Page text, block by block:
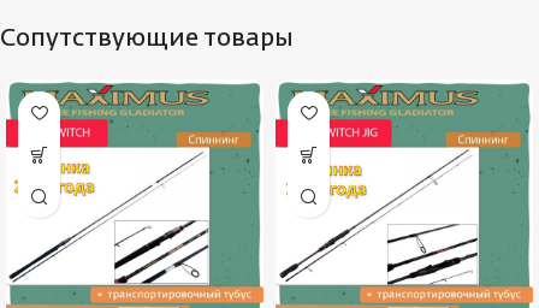
Сопутствующие товары